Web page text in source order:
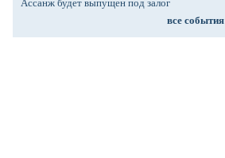
Ассанж будет выпущен под залог
все события